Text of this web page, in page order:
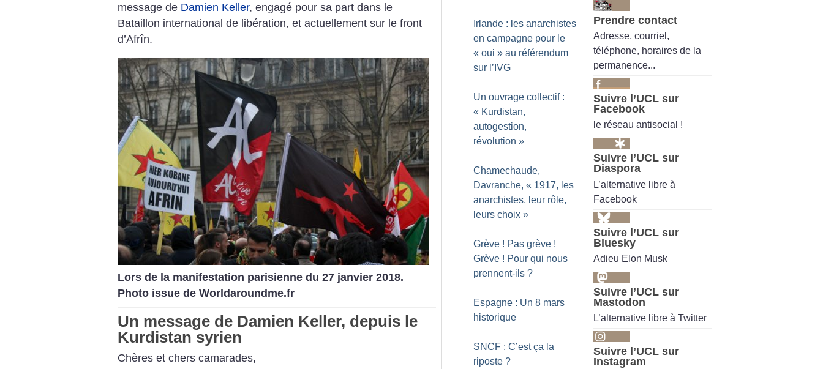
message de Damien Keller, engagé pour sa part dans le
Bataillon international de libération, et actuellement sur le front
d’Afrîn.
Lors de la manifestation parisienne du 27 janvier 2018.
Photo issue de Worldaroundme.fr
Un message de Damien Keller, depuis le
Kurdistan syrien
Chères et chers camarades,
Irlande : les anarchistes
en campagne pour le
« oui » au référendum
sur l’IVG
Un ouvrage collectif :
« Kurdistan,
autogestion,
révolution »
Chamechaude,
Davranche, « 1917, les
anarchistes, leur rôle,
leurs choix »
Grève ! Pas grève !
Grève ! Pour qui nous
prennent-ils ?
Espagne : Un 8 mars
historique
SNCF : C’est ça la
riposte ?
Prendre contact
Adresse, courriel,
téléphone, horaires de la
permanence...
Suivre l’UCL sur
Facebook
le réseau antisocial !
Suivre l’UCL sur
Diaspora
L’alternative libre à
Facebook
Suivre l’UCL sur
Bluesky
Adieu Elon Musk
Suivre l’UCL sur
Mastodon
L’alternative libre à Twitter
Suivre l’UCL sur
Instagram